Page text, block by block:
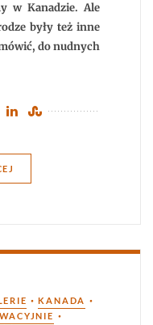
w Kanadzie. Ale
były też inne
do nudnych
• KANADA •
•